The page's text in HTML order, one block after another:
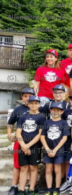
Tesini (G), 74 Tilaro
Allenatore:Petr
HC Chiavenna:4
Davide Maraffio (F),
Davide Molinetti
Lorenzo Marcati (F),
(G), 39 Alex Tava
Gherardi (F), 58
Edoardo Gallegioni
98 Luca Zerbu (F).
Arbitri:Simone
Vignolo)
Note:Tiri Totali: